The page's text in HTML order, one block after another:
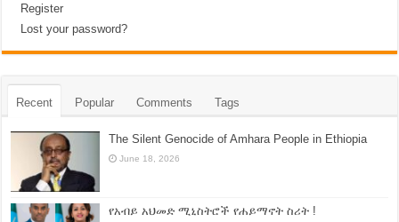
Register
Lost your password?
Recent Popular Comments Tags
The Silent Genocide of Amhara People in Ethiopia
June 18, 2026
የአብይ አህመድ ሚኒስትሮች የሐይማኖት ስሪት !